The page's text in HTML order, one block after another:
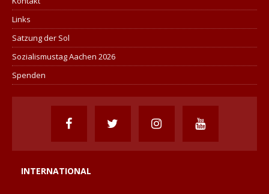
Links
Satzung der Sol
Sozialismustag Aachen 2026
Spenden
INTERNATIONAL